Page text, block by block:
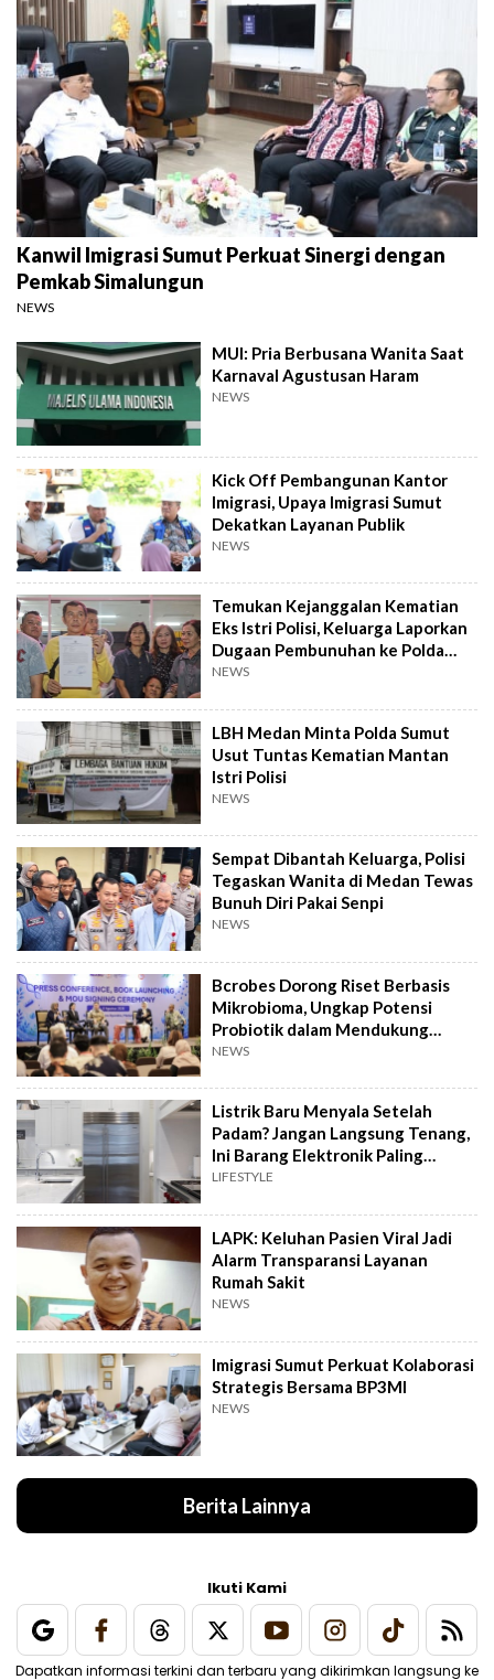
Kanwil Imigrasi Sumut Perkuat Sinergi dengan
Pemkab Simalungun
NEWS
MUI: Pria Berbusana Wanita Saat
Karnaval Agustusan Haram
NEWS
Kick Off Pembangunan Kantor
Imigrasi, Upaya Imigrasi Sumut
Dekatkan Layanan Publik
NEWS
Temukan Kejanggalan Kematian
Eks Istri Polisi, Keluarga Laporkan
Dugaan Pembunuhan ke Polda
Sumut
NEWS
LBH Medan Minta Polda Sumut
Usut Tuntas Kematian Mantan
Istri Polisi
NEWS
Sempat Dibantah Keluarga, Polisi
Tegaskan Wanita di Medan Tewas
Bunuh Diri Pakai Senpi
NEWS
Bcrobes Dorong Riset Berbasis
Mikrobioma, Ungkap Potensi
Probiotik dalam Mendukung
Terapi Jerawat
NEWS
Listrik Baru Menyala Setelah
Padam? Jangan Langsung Tenang,
Ini Barang Elektronik Paling
Rawan Rusak
LIFESTYLE
LAPK: Keluhan Pasien Viral Jadi
Alarm Transparansi Layanan
Rumah Sakit
NEWS
Imigrasi Sumut Perkuat Kolaborasi
Strategis Bersama BP3MI
NEWS
Berita Lainnya
Ikuti Kami
Dapatkan informasi terkini dan terbaru yang dikirimkan langsung ke